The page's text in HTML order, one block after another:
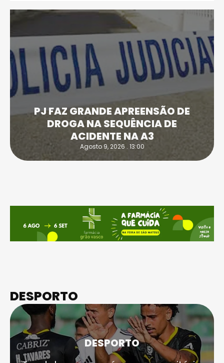
PJ FAZ GRANDE APREENSÃO DE
DROGA NA SEQUÊNCIA DE
ACIDENTE NA A3
Agosto 9, 2026 . 13:00
DESPORTO
DESPORTO